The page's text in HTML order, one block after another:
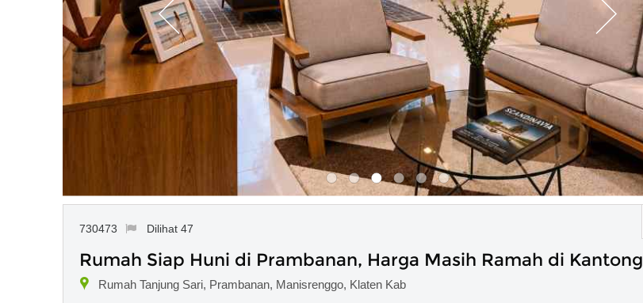
730473 Dilihat 47
Rumah Siap Huni di Prambanan, Harga Masih Ramah di Kantong
Rumah Tanjung Sari, Prambanan, Manisrenggo, Klaten Kab